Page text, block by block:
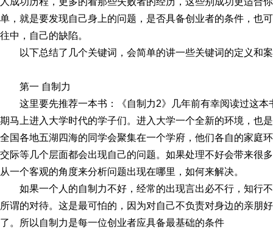
单，就是要发现自己身上的问题，是否具备创业者的条件，也
往中，自己的缺陷。
以下总结了几个关键词，会简单的讲一些关键词的定义和
第一 自制力
这里要先推荐一本书：《自制力2》几年前有幸阅读过这
期马上进入大学时代的学子们。进入大学一个全新的环境，也
全国各地五湖四海的同学会聚集在一个学府，他们各自的家庭
交际等几个层面都会出现自己的问题。如果处理不好会带来很
从一个客观的角度来分析问题出现在哪里，如何来解决。
如果一个人的自制力不好，经常的出现言出必不行，知行
所谓的对待。这是最可怕的，因为对自己不负责对身边的亲朋
了。所以自制力是每一位创业者应具备最基础的条件